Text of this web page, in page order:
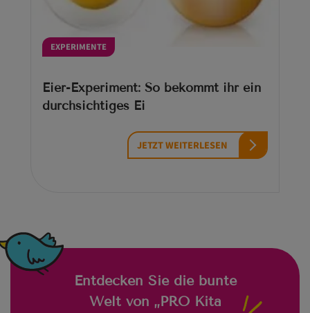
EXPERIMENTE
Eier-Experiment: So bekommt ihr ein
durchsichtiges Ei
JETZT WEITERLESEN
Entdecken Sie die bunte
Welt von „PRO Kita